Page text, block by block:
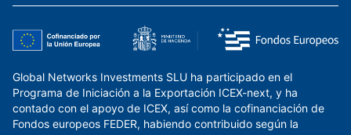
Global Networks Investments SLU ha participado en el
Programa de Iniciación a la Exportación ICEX-next, y ha
contado con el apoyo de ICEX, así como la cofinanciación de
Fondos europeos FEDER, habiendo contribuido según la